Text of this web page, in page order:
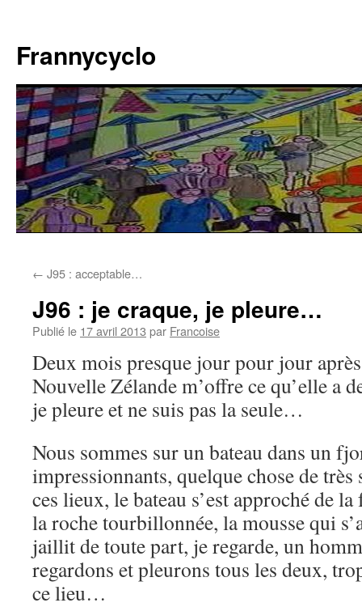
contenu
Frannycyclo
← J95 : acceptable…
J96 : je craque, je pleure…
Publié le 17 avril 2013 par Francoise
Deux mois presque jour pour jour
Nouvelle Zélande m’offre ce qu’elle a
je pleure et ne suis pas la seule…
Nous sommes sur un bateau dans un
impressionnants, quelque chose de très
ces lieux, le bateau s’est approché de
la roche tourbillonnée, la mousse qui
jaillit de toute part, je regarde, un
regardons et pleurons tous les deux,
ce lieu…